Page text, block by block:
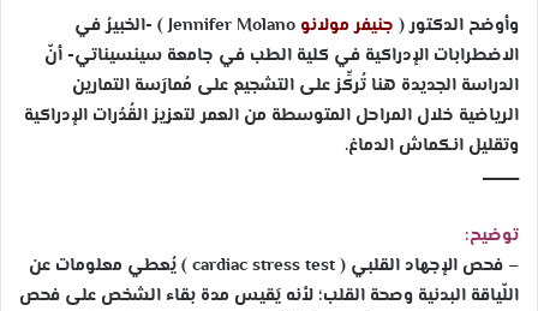
وأوضح الدكتور ( جنيفر مولانو
) -الخبيرُ في
الاضطرابات الإدراكية في كلية الطب في جامعة سينسيناتي- أنّ
الدراسة الجديدة هنا تُركِّز على التشجيع على مُمارَسة التمارين
الرياضية خلال المراحل المتوسطة من العمر لتعزيز القُدُرات الإدراكية
وتقليل انكماش الدماغ.
ـــــــــــــــ
توضيح:
– فحص الإجهاد القلبي (
) يُعطي معلومات عن
اللّياقة البدنية وصحة القلب؛ لأنه يَقيس مدة بقاء الشخص على فحص